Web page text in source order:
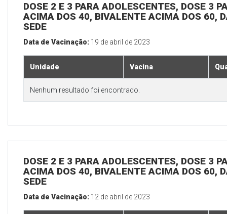
DOSE 2 E 3 PARA ADOLESCENTES, DOSE 3
ACIMA DOS 40, BIVALENTE ACIMA DOS 60,
SEDE
Data de Vacinação: 19 de abril de 2023
Unidade Vacina
Nenhum resultado foi encontrado.
DOSE 2 E 3 PARA ADOLESCENTES, DOSE 3
ACIMA DOS 40, BIVALENTE ACIMA DOS 60,
SEDE
Data de Vacinação: 12 de abril de 2023